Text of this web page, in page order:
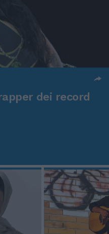
dei record